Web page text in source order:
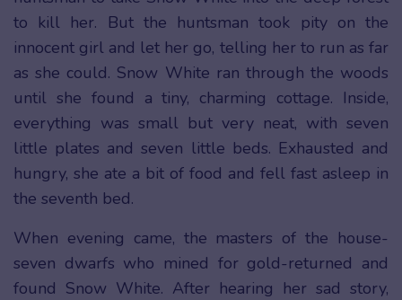
to kill her. But the huntsman took pity on the
innocent girl and let her go, telling her to run as far
as she could. Snow White ran through the woods
until she found a tiny, charming cottage. Inside,
everything was small but very neat, with seven
little plates and seven little beds. Exhausted and
hungry, she ate a bit of food and fell fast asleep in
the seventh bed.
When evening came, the masters of the house-
seven dwarfs who mined for gold-returned and
found Snow White. After hearing her sad story,